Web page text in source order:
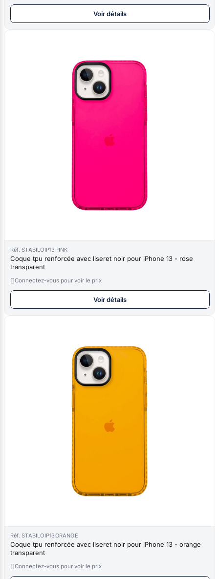
Voir détails
Réf. STABILOIP13PINK
Coque tpu renforcée avec liseret noir pour iPhone 13 - rose
transparent
Connectez-vous pour voir le prix
Voir détails
Réf. STABILOIP13ORANGE
Coque tpu renforcée avec liseret noir pour iPhone 13 - orange
transparent
Connectez-vous pour voir le prix